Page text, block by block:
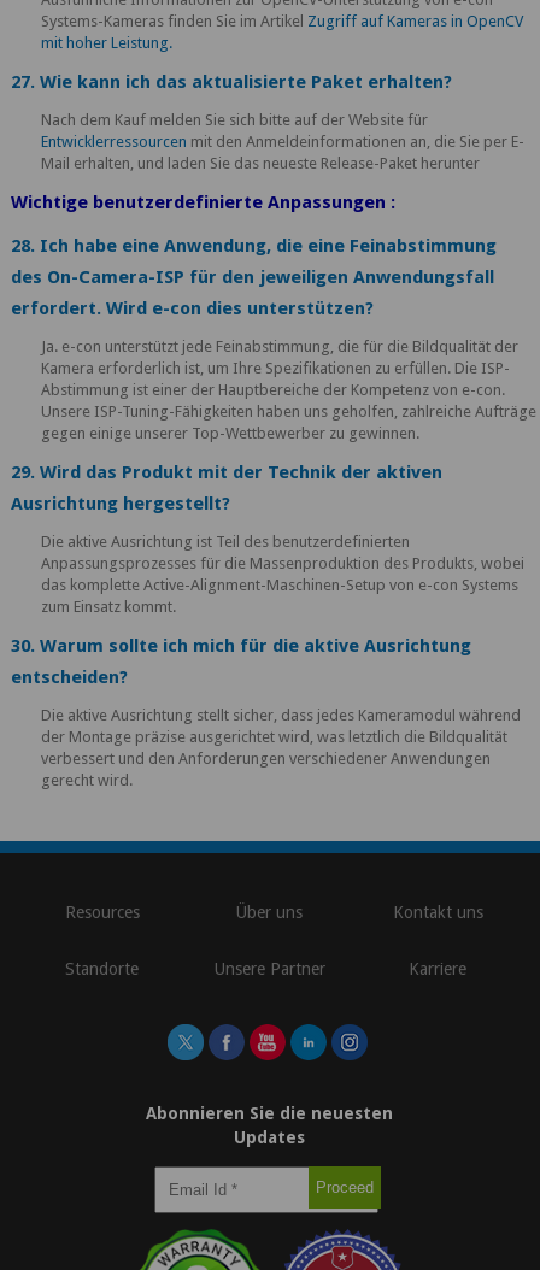
Systems-Kameras finden Sie im Artikel Zugriff auf Kameras in OpenCV
mit hoher Leistung.
27. Wie kann ich das aktualisierte Paket erhalten?
Nach dem Kauf melden Sie sich bitte auf der Website für
Entwicklerressourcen mit den Anmeldeinformationen an, die Sie per E-
Mail erhalten, und laden Sie das neueste Release-Paket herunter
Wichtige benutzerdefinierte Anpassungen :
28. Ich habe eine Anwendung, die eine Feinabstimmung
des On-Camera-ISP für den jeweiligen Anwendungsfall
erfordert. Wird e-con dies unterstützen?
Ja. e-con unterstützt jede Feinabstimmung, die für die Bildqualität der
Kamera erforderlich ist, um Ihre Spezifikationen zu erfüllen. Die ISP-
Abstimmung ist einer der Hauptbereiche der Kompetenz von e-con.
Unsere ISP-Tuning-Fähigkeiten haben uns geholfen, zahlreiche Aufträge
gegen einige unserer Top-Wettbewerber zu gewinnen.
29. Wird das Produkt mit der Technik der aktiven
Ausrichtung hergestellt?
Die aktive Ausrichtung ist Teil des benutzerdefinierten
Anpassungsprozesses für die Massenproduktion des Produkts, wobei
das komplette Active-Alignment-Maschinen-Setup von e-con Systems
zum Einsatz kommt.
30. Warum sollte ich mich für die aktive Ausrichtung
entscheiden?
Die aktive Ausrichtung stellt sicher, dass jedes Kameramodul während
der Montage präzise ausgerichtet wird, was letztlich die Bildqualität
verbessert und den Anforderungen verschiedener Anwendungen
gerecht wird.
Resources Über uns Kontakt uns
Standorte Unsere Partner Karriere
Abonnieren Sie die neuesten
Updates
\